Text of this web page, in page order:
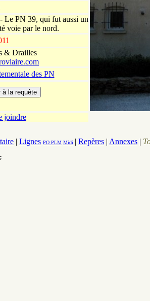
- Le PN 39, qui fut aussi un
voie par le nord.
& Drailles
des PN
joindre
| Lignes PO PLM Midi | Repères | Annexes |